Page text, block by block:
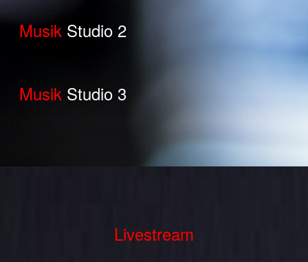
Musik Studio 2
Musik Studio 3
Livestream